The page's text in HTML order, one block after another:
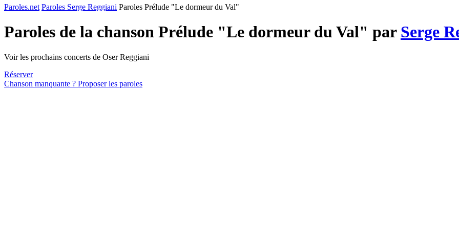
Paroles.net Paroles Serge Reggiani Paroles Prélude "Le dormeur du Val"
Paroles de la chanson Prélude "Le dormeur du Val" par Serge
Voir les prochains concerts de Oser Reggiani
Réserver
Chanson manquante ? Proposer les paroles